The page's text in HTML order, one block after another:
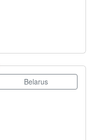
Belarus